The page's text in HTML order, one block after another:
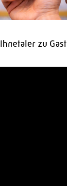
Ihnetaler zu Gast